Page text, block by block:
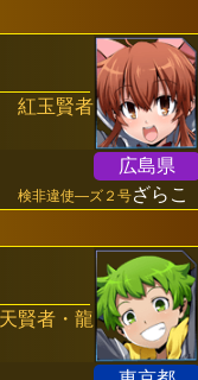
紅玉賢者
広島県
検非違使―ズ２号ざらこ
賢者・龍